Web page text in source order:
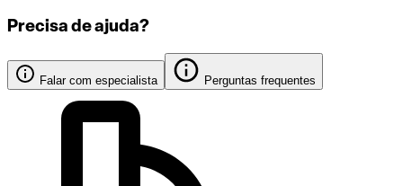
Precisa de ajuda?
Falar com especialista Perguntas frequentes